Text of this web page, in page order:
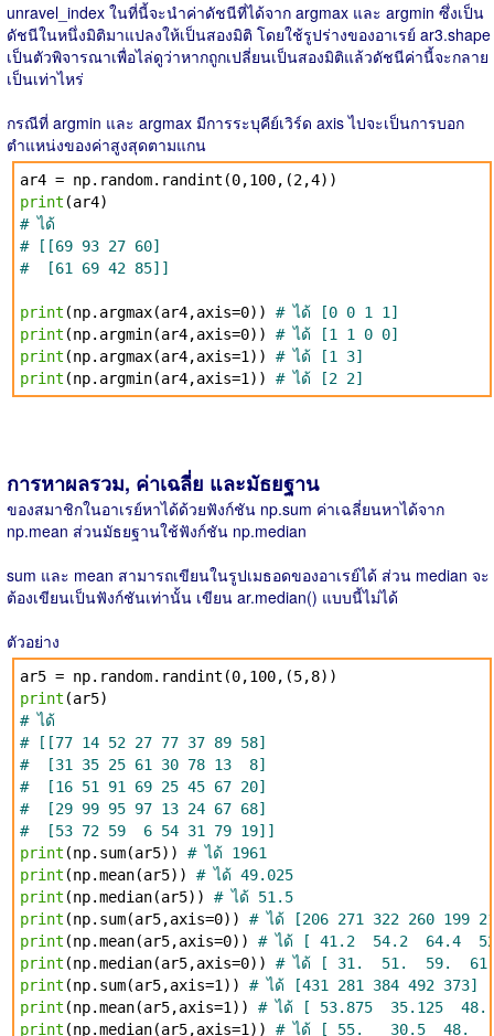
unravel_index ในที่นี้จะนำค่าดัชนีที่ได้จาก argmax และ argmin ซึ่งเป็น
ดัชนีในหนึ่งมิติมาแปลงให้เป็นสองมิติ โดยใช้รูปร่างของอาเรย์ ar3.shape
เป็นตัวพิจารณาเพื่อไล่ดูว่าหากถูกเปลี่ยนเป็นสองมิติแล้วดัชนีค่านี้จะกลาย
เป็นเท่าไหร่
กรณีที่ argmin และ argmax มีการระบุคีย์เวิร์ด axis ไปจะเป็นการบอก
ตำแหน่งของค่าสูงสุดตามแกน
ar4 = np.random.randint(0,100,(2,4))
print (ar4)
# ได้
# [[69 93 27 60]
# [61 69 42 85]]
print (np.argmax(ar4,axis=0)) # ได้ [0 0 1 1]
print (np.argmin(ar4,axis=0)) # ได้ [1 1 0 0]
print (np.argmax(ar4,axis=1)) # ได้ [1 3]
print (np.argmin(ar4,axis=1)) # ได้ [2 2]
การหาผลรวม, ค่าเฉลี่ย และมัธยฐาน
ของสมาชิกในอาเรย์หาได้ด้วยฟังก์ชัน np.sum ค่าเฉลี่ยนหาได้จาก
np.mean ส่วนมัธยฐานใช้ฟังก์ชัน np.median
sum และ mean สามารถเขียนในรูปเมธอดของอาเรย์ได้ ส่วน median จะ
ต้องเขียนเป็นฟังก์ชันเท่านั้น เขียน ar.median() แบบนี้ไม่ได้
ตัวอย่าง
ar5 = np.random.randint(0,100,(5,8))
print (ar5)
# ได้
# [[77 14 52 27 77 37 89 58]
# [31 35 25 61 30 78 13 8]
# [16 51 91 69 25 45 67 20]
# [29 99 95 97 13 24 67 68]
# [53 72 59 6 54 31 79 19]]
print (np.sum(ar5)) # ได้ 1961
print (np.mean(ar5)) # ได้ 49.025
print (np.median(ar5)) # ได้ 51.5
print (np.sum(ar5,axis=0)) # ได้ [206 271 322 260 199
print (np.mean(ar5,axis=0)) # ได้ [ 41.2 54.2
print (np.median(ar5,axis=0)) # ได้ [ 31. 51. 59.
print (np.sum(ar5,axis=1)) # ได้ [431 281 384 492 373]
print (np.mean(ar5,axis=1)) # ได้ [ 53.875 35.125
print (np.median(ar5,axis=1)) # ได้ [ 55. 30.5 48.